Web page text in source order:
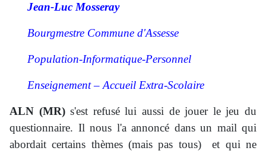
Jean-Luc Mosseray
Bourgmestre Commune d'Assesse
Population-Informatique-Personnel
Enseignement – Accueil Extra-Scolaire
ALN (MR)s'est refusé lui aussi de jouer le jeu du
questionnaire. Il nous l'a annoncé dans un mail qui
abordait certains thèmes (mais pas tous) et qui ne